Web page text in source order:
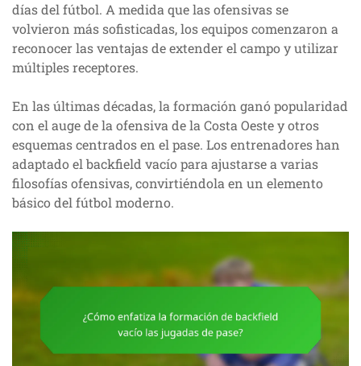
días del fútbol. A medida que las ofensivas se
volvieron más sofisticadas, los equipos comenzaron a
reconocer las ventajas de extender el campo y utilizar
múltiples receptores.
En las últimas décadas, la formación ganó popularidad
con el auge de la ofensiva de la Costa Oeste y otros
esquemas centrados en el pase. Los entrenadores han
adaptado el backfield vacío para ajustarse a varias
filosofías ofensivas, convirtiéndola en un elemento
básico del fútbol moderno.